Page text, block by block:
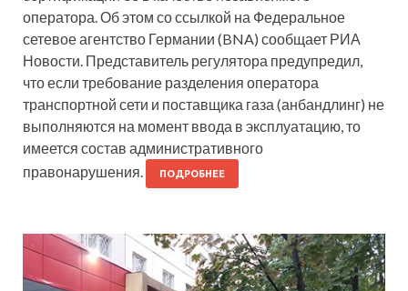
оператора. Об этом со ссылкой на Федеральное
сетевое агентство Германии (BNA) сообщает РИА
Новости. Представитель регулятора предупредил,
что если требование разделения оператора
транспортной сети и поставщика газа (анбандлинг) не
выполняются на момент ввода в эксплуатацию, то
имеется состав административного
правонарушения.
ПОДРОБНЕЕ